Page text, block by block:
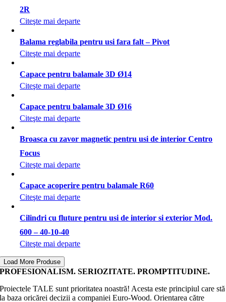
2R
Citeşte mai departe
Balama reglabila pentru usi fara falt – Pivot
Citeşte mai departe
Capace pentru balamale 3D Ø14
Citeşte mai departe
Capace pentru balamale 3D Ø16
Citeşte mai departe
Broasca cu zavor magnetic pentru usi de interior Centro
Focus
Citeşte mai departe
Capace acoperire pentru balamale R60
Citeşte mai departe
Cilindri cu fluture pentru usi de interior si exterior Mod.
600 – 40-10-40
Citeşte mai departe
Load More Produse
PROFESIONALISM. SERIOZITATE. PROMPTITUDINE.
Proiectele TALE sunt prioritatea noastră! Acesta este principiul care stă
la baza oricărei decizii a companiei Euro-Wood. Orientarea către